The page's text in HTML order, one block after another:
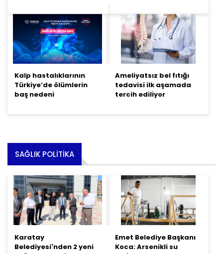
Kalp hastalıklarının
Türkiye’de ölümlerin
baş nedeni
Ameliyatsız bel fıtığı
tedavisi ilk aşamada
tercih ediliyor
SAĞLIK POLITIKA
Karatay
Belediyesi'nden 2 yeni
Emet Belediye Başkanı
Koca: Arsenikli su